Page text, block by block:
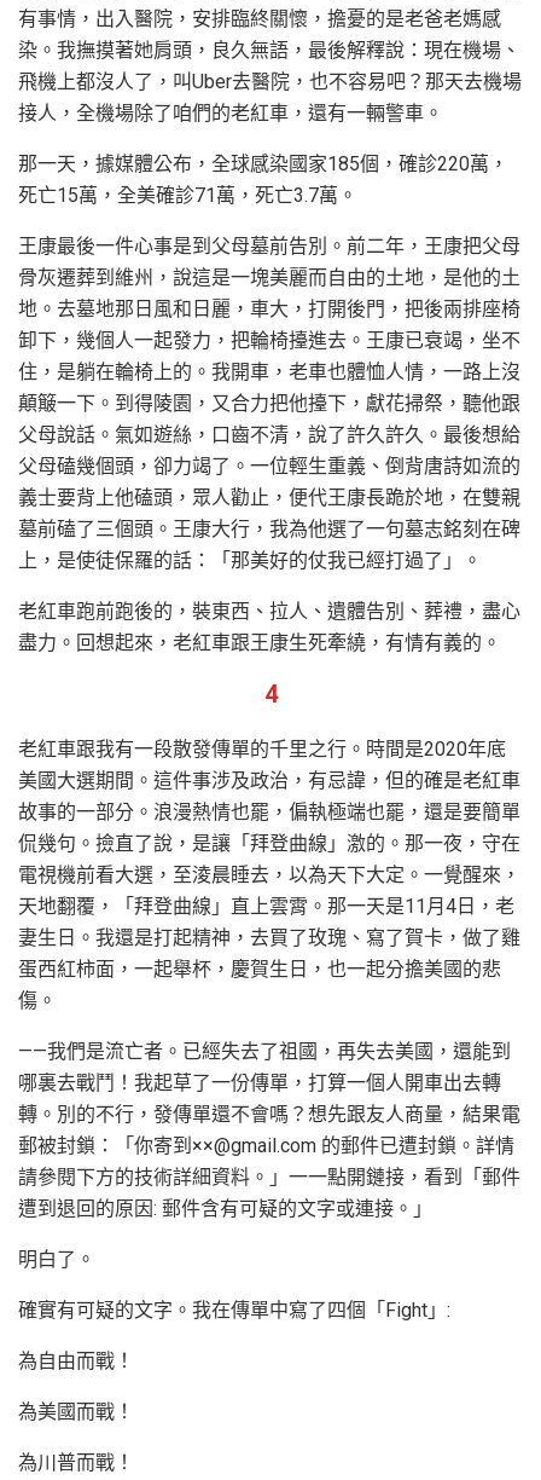
有事情，出入醫院，安排臨終關懷，擔憂的是老爸老媽感
染。我撫摸著她肩頭，良久無語，最後解釋說：現在機場、
飛機上都沒人了，叫Uber去醫院，也不容易吧？那天去機場
接人，全機場除了咱們的老紅車，還有一輛警車。
那一天，據媒體公布，全球感染國家185個，確診220萬，
死亡15萬，全美確診71萬，死亡3.7萬。
王康最後一件心事是到父母墓前告別。前二年，王康把父母
骨灰遷葬到維州，說這是一塊美麗而自由的土地，是他的土
地。去墓地那日風和日麗，車大，打開後門，把後兩排座椅
卸下，幾個人一起發力，把輪椅擡進去。王康已衰竭，坐不
住，是躺在輪椅上的。我開車，老車也體恤人情，一路上沒
顛簸一下。到得陵園，又合力把他擡下，獻花掃祭，聽他跟
父母說話。氣如遊絲，口齒不清，說了許久許久。最後想給
父母磕幾個頭，卻力竭了。一位輕生重義、倒背唐詩如流的
義士要背上他磕頭，眾人勸止，便代王康長跪於地，在雙親
墓前磕了三個頭。王康大行，我為他選了一句墓志銘刻在碑
上，是使徒保羅的話：「那美好的仗我已經打過了」。
老紅車跑前跑後的，裝東西、拉人、遺體告別、葬禮，盡心
盡力。回想起來，老紅車跟王康生死牽繞，有情有義的。
4
老紅車跟我有一段散發傳單的千里之行。時間是2020年底
美國大選期間。這件事涉及政治，有忌諱，但的確是老紅車
故事的一部分。浪漫熱情也罷，偏執極端也罷，還是要簡單
侃幾句。撿直了說，是讓「拜登曲線」激的。那一夜，守在
電視機前看大選，至淩晨睡去，以為天下大定。一覺醒來，
天地翻覆，「拜登曲線」直上雲霄。那一天是11月4日，老
妻生日。我還是打起精神，去買了玫瑰、寫了賀卡，做了雞
蛋西紅柿面，一起舉杯，慶賀生日，也一起分擔美國的悲
傷。
——我們是流亡者。已經失去了祖國，再失去美國，還能到
哪裏去戰鬥！我起草了一份傳單，打算一個人開車出去轉
轉。別的不行，發傳單還不會嗎？想先跟友人商量，結果電
郵被封鎖：「你寄到××@gmail.com 的郵件已遭封鎖。詳情
請參閱下方的技術詳細資料。」一一點開鏈接，看到「郵件
遭到退回的原因: 郵件含有可疑的文字或連接。」
明白了。
確實有可疑的文字。我在傳單中寫了四個「Fight」:
為自由而戰！
為美國而戰！
為川普而戰！